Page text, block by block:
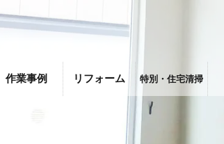
作業事例 リフォーム 特別・住宅清掃